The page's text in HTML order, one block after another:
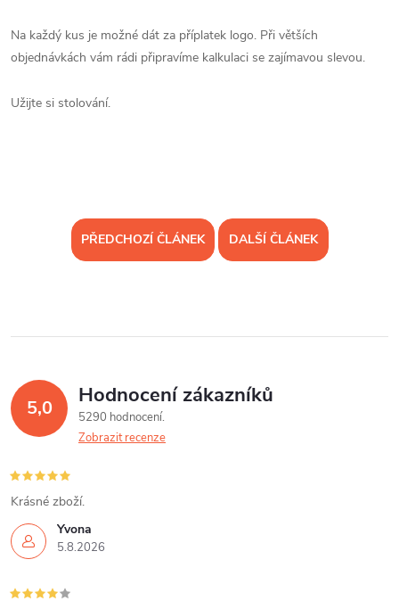
Na každý kus je možné dát za příplatek logo. Při větších
objednávkách vám rádi připravíme kalkulaci se zajímavou slevou.
Užijte si stolování.
PŘEDCHOZÍ ČLÁNEK DALŠÍ ČLÁNEK
5,0 Hodnocení zákazníků
5290 hodnocení
Zobrazit recenze
Yvona
5.8.2026
Krásné zboží.